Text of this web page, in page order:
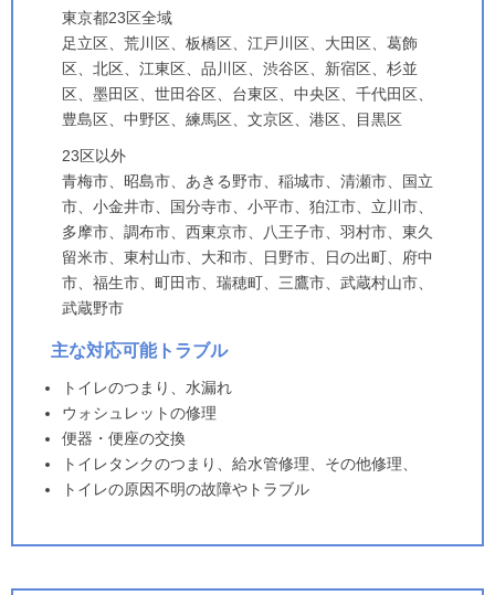
東京都23区全域
足立区、荒川区、板橋区、江戸川区、大田区、葛飾
区、北区、江東区、品川区、渋谷区、新宿区、杉並
区、墨田区、世田谷区、台東区、中央区、千代田区、
豊島区、中野区、練馬区、文京区、港区、目黒区
23区以外
青梅市、昭島市、あきる野市、稲城市、清瀬市、国立
市、小金井市、国分寺市、小平市、狛江市、立川市、
多摩市、調布市、西東京市、八王子市、羽村市、東久
留米市、東村山市、大和市、日野市、日の出町、府中
市、福生市、町田市、瑞穂町、三鷹市、武蔵村山市、
武蔵野市
主な対応可能トラブル
トイレのつまり、水漏れ
ウォシュレットの修理
便器・便座の交換
トイレタンクのつまり、給水管修理、その他修理、
トイレの原因不明の故障やトラブル